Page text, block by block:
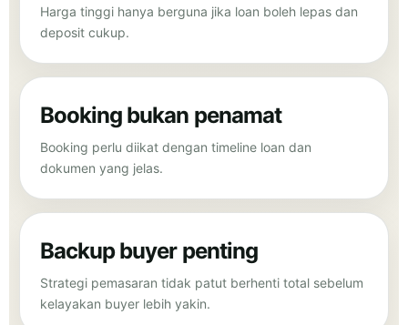
Harga tinggi hanya berguna jika loan boleh lepas dan
deposit cukup.
Booking bukan penamat
Booking perlu diikat dengan timeline loan dan
dokumen yang jelas.
Backup buyer penting
Strategi pemasaran tidak patut berhenti total sebelum
kelayakan buyer lebih yakin.